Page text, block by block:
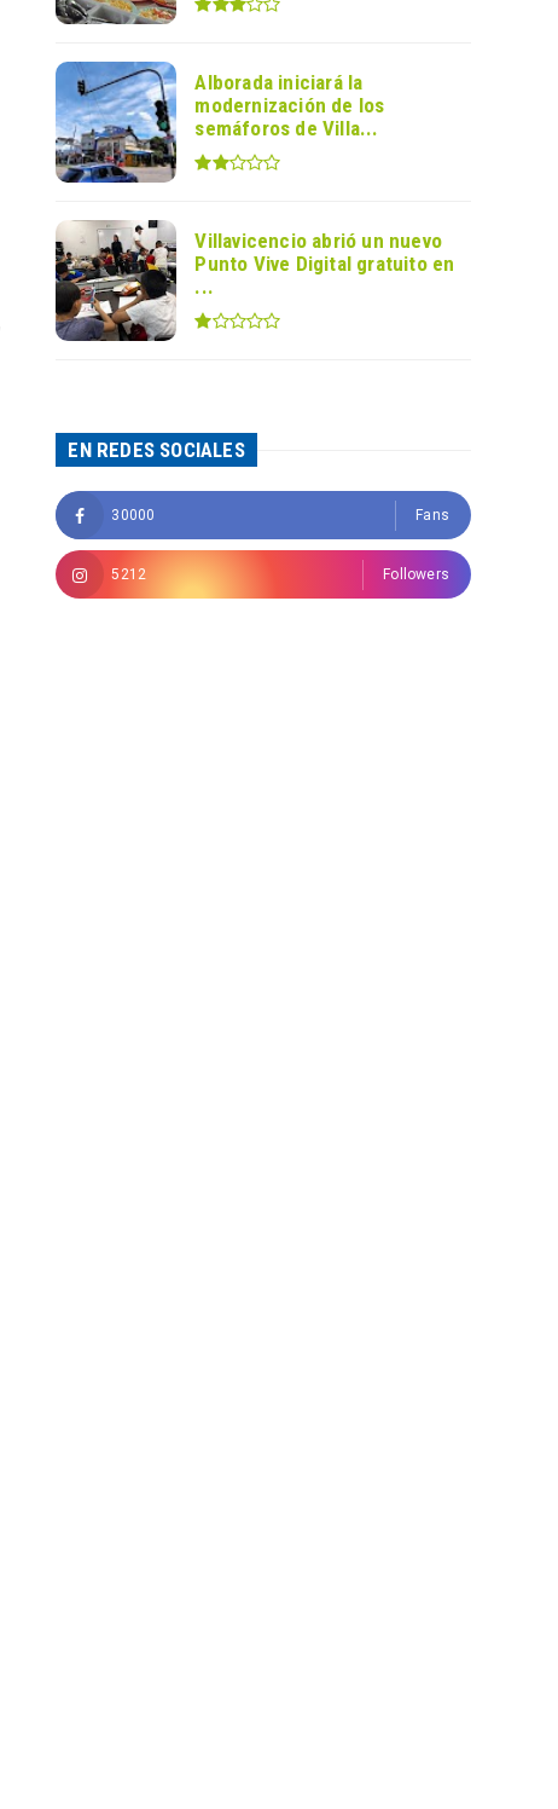
Alborada iniciará la
modernización de los
semáforos de Villa...
Villavicencio abrió un nuevo
Punto Vive Digital gratuito en
...
EN REDES SOCIALES
30000 Fans
5212 Followers